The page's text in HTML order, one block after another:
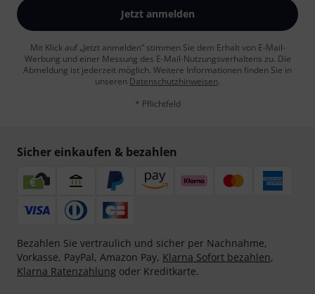
Jetzt anmelden
Mit Klick auf „Jetzt anmelden“ stimmen Sie dem Erhalt von E-Mail-
Werbung und einer Messung des E-Mail-Nutzungsverhaltens zu. Die
Abmeldung ist jederzeit möglich. Weitere Informationen finden Sie in
unseren Datenschutzhinweisen.
* Pflichtfeld
Sicher einkaufen & bezahlen
Bezahlen Sie vertraulich und sicher per Nachnahme,
Vorkasse, PayPal, Amazon Pay, Klarna Sofort bezahlen,
Klarna Ratenzahlung oder Kreditkarte.